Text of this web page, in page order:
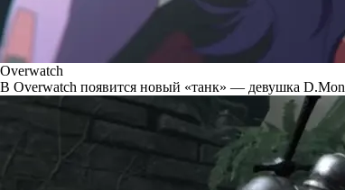
Overwatch
В Overwatch появится новый «танк» — девушка D.Mon